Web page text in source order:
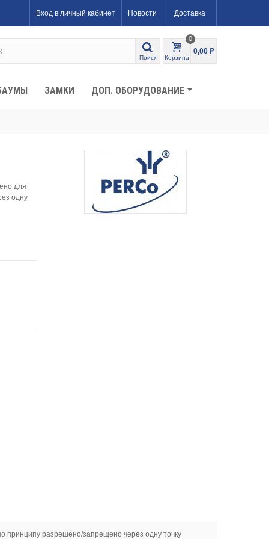
Доставка
Новости
Вход в личный кабинет
Поиск Корзина
0
0,00 ₽
ЗАМКИ ДОП. ОБОРУДОВАНИЕ
для
одну
принципу разрешено/запрещено через одну точку